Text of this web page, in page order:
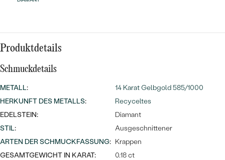
Wave Kollektion
NACH DER FORM
MASSGEFERTIGTER
Ohrrinnge
Personalisierte
Halsketten
ANSEHEN
Ringe
ANSEHEN
Produktdetails
Schmuckdetails
METALL:
14 Karat Gelbgold 585/1000
HERKUNFT DES METALLS:
Recyceltes
EDELSTEIN:
Diamant
STIL:
Ausgeschnittener
ARTEN DER SCHMUCKFASSUNG: Krappen
GESAMTGEWICHT IN KARAT:
0.18 ct